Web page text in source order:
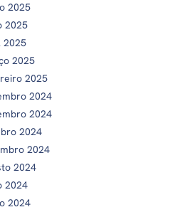
2025
2025
2025
2025
2025
2024
2024
2024
2024
2024
2024
2024